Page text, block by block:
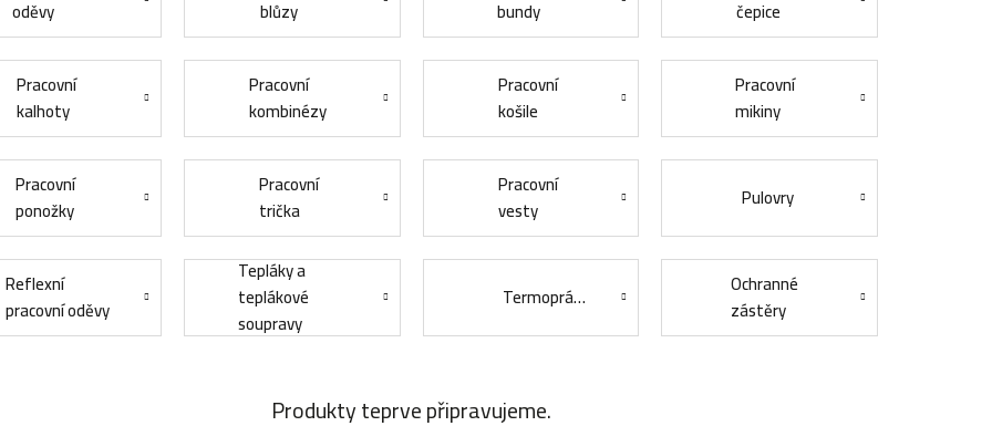
oděvy
blůzy
bundy
čepice
Pracovní
kalhoty
Pracovní
kombinézy
Pracovní
košile
Pracovní
mikiny
Pracovní
ponožky
Pracovní
trička
Pracovní
vesty
Pulovry
Reflexní
pracovní oděvy
Tepláky a
teplákové
soupravy
Termoprádlo
Ochranné
zástěry
Produkty teprve připravujeme.